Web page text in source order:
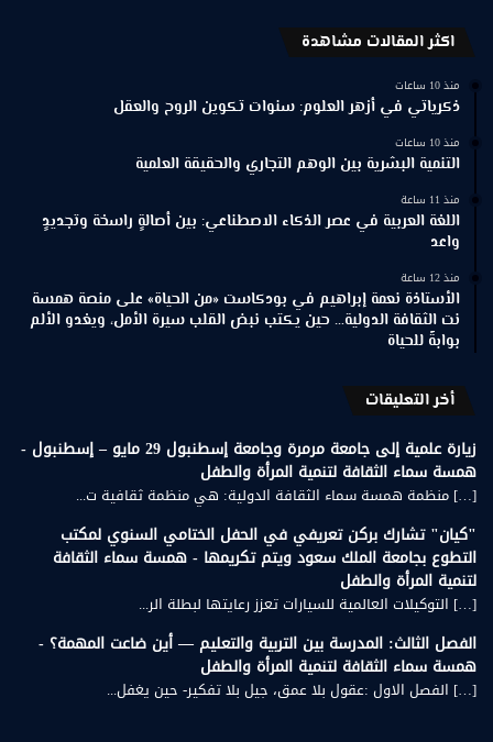
اكثر المقالات مشاهدة
منذ 10 ساعات
ذكرياتي في أزهر العلوم: سنوات تكوين الروح والعقل
منذ 10 ساعات
التنمية البشرية بين الوهم التجاري والحقيقة العلمية
منذ 11 ساعة
اللغة العربية في عصر الذكاء الاصطناعي: بين أصالةٍ راسخة وتجديدٍ
واعد
منذ 12 ساعة
الأستاذة نعمة إبراهيم في بودكاست «من الحياة» على منصة همسة
نت الثقافة الدولية… حين يكتب نبض القلب سيرة الأمل، ويغدو الألم
بوابةً للحياة
أخر التعليقات
زيارة علمية إلى جامعة مرمرة وجامعة إسطنبول 29 مايو – إسطنبول -
همسة سماء الثقافة لتنمية المرأة والطفل
[…] منظمة همسة سماء الثقافة الدولية: هي منظمة ثقافية ت...
"كيان" تشارك بركن تعريفي في الحفل الختامي السنوي لمكتب
التطوع بجامعة الملك سعود ويتم تكريمها - همسة سماء الثقافة
لتنمية المرأة والطفل
[…] التوكيلات العالمية للسيارات تعزز رعايتها لبطلة الر...
الفصل الثالث: المدرسة بين التربية والتعليم — أين ضاعت المهمة؟ -
همسة سماء الثقافة لتنمية المرأة والطفل
[…] الفصل الاول :عقول بلا عمق، جيل بلا تفكير- حين يغفل...